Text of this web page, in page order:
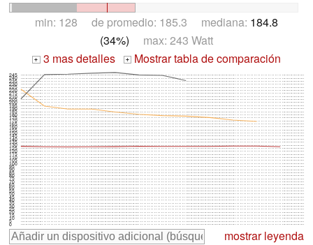
min: 128 de promedio: 185.3 mediana: 184.8
(34%) max: 243 Watt
+ 3 mas detalles + Mostrar tabla de comparación
05
10
15
20
25
30
35
40
45
50
55
60
65
70
75
80
85
90
95
100
105
110
115
120
125
130
135
140
145
150
155
160
165
170
175
180
185
190
195
200
205
210
215
220
225
230
235
240
245
mostrar leyenda